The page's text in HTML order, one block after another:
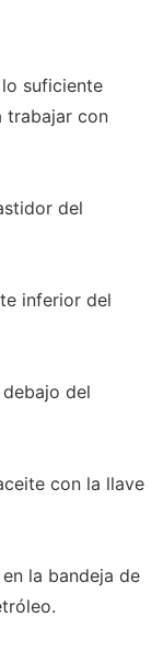
suficiente
trabajar con
del
inferior del
del
con la llave
la bandeja de